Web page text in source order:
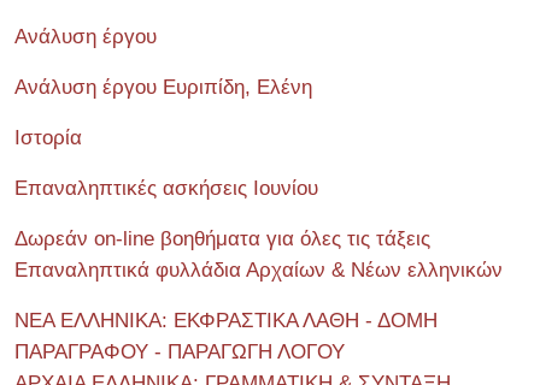
Ανάλυση έργου
Ανάλυση έργου Ευριπίδη, Ελένη
Ιστορία
Επαναληπτικές ασκήσεις Ιουνίου
Δωρεάν on-line βοηθήματα για όλες τις τάξεις
Επαναληπτικά φυλλάδια Αρχαίων & Νέων ελληνικών
ΝΕΑ ΕΛΛΗΝΙΚΑ: ΕΚΦΡΑΣΤΙΚΑ ΛΑΘΗ - ΔΟΜΗ
ΠΑΡΑΓΡΑΦΟΥ - ΠΑΡΑΓΩΓΗ ΛΟΓΟΥ